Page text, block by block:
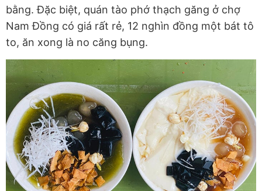
bằng. Đặc biệt, quán tào phớ thạch găng ở chợ
Nam Đồng có giá rất rẻ, 12 nghìn đồng một bát tô
to, ăn xong là no căng bụng.